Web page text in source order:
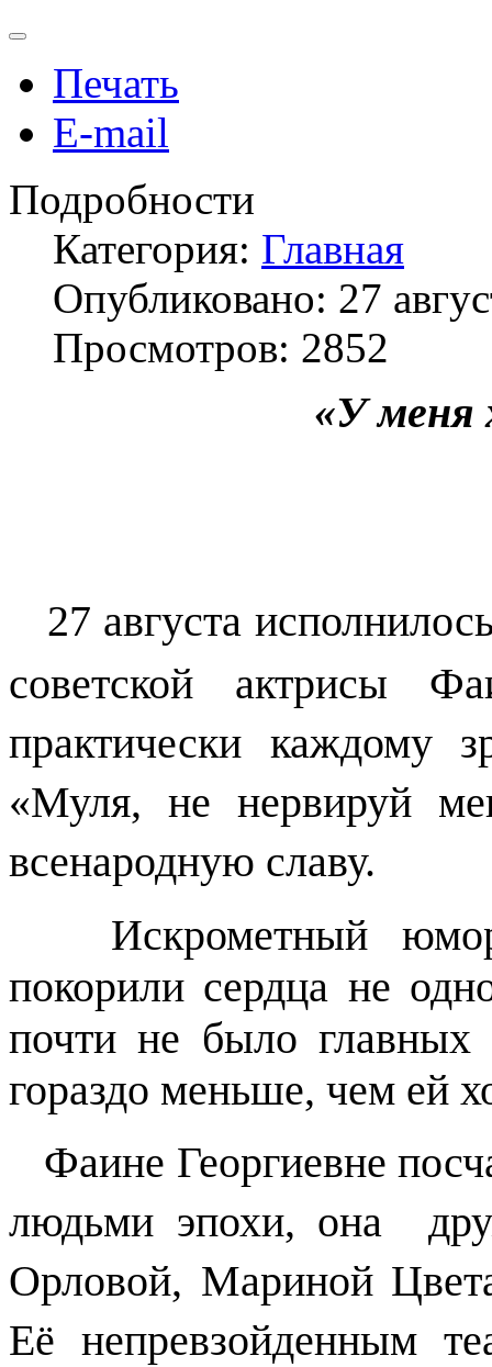
Печать
E-mail
Подробности
Категория: Главная
Опубликовано: 27
Просмотров: 2852
«У меня
27 августа
советской актрисы
практически каждому
«Муля, не нервируй
всенародную славу.
Искрометный юмор
покорили сердца не
почти не было главных
гораздо меньше, чем ей
Фаине Георгиевне
людьми эпохи, она
Орловой, Мариной
Её непревзойденным